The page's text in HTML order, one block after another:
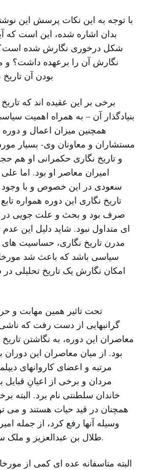
با توجه به این نکات پرسش این
بدان اشاره شده، این است که
شکل درخوری نگارش شده
نگارش آن را برعهده داشت؟ و
بودن آن
برخی بر این عقیده اند که
بنیادگذار آن – به همراه اهمیت
همچنین میزان اعمال و
مستشاران و معاونان وی- بسیار
و تاریخ نگاری حکمرانی او هم
امیران معاصر او بود. اما
سعودی در این خصوص و با وجود
تاریخ نگاری این دوره همواره
صرف بود و بحث و علت جویی در
ای متداول نبود. شاید دلیل این
مدرن تاریخ نگاری، حساسیت های
سیاسی باشد که باعث شد
امکان نگارش یک تاریخ تحلیلی
تحت تاثیر همین مهابت و
گرانبهایی از دست رفت که
معاصران این دوره، به نگاشتن
بود. از میان معاصران این دوران
مرتبه و اعضای کاروانهای
مردان و برخی از اعیانِ
خاندان سلطنتی نام برد. البته
همچنان در قید حیات هستند و می
وسیله آنها رفع کرد، از جمله
طلال بن عبدالعزیز و ملک سلمان بن عبدالعزیز.
البته متاسفانه عده ای کمی از